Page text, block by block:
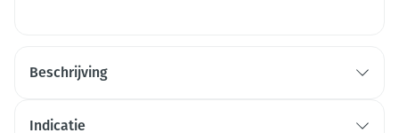
Beschrijving
Indicatie